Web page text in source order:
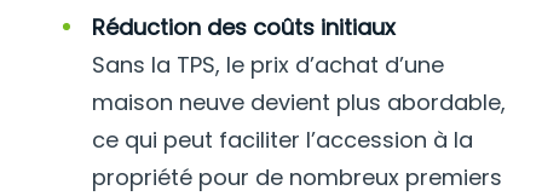
Réduction des coûts initiaux
Sans la TPS, le prix d’achat d’une
maison neuve devient plus abordable,
ce qui peut faciliter l’accession à la
propriété pour de nombreux premiers